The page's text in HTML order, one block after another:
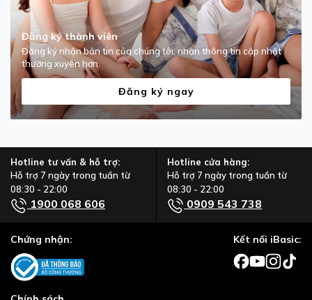
Đăng ký thành viên
Đăng ký nhận bản tin của chúng tôi, nhận thông tin cập nhật
thường xuyên hơn.
Đăng ký ngay
Hotline tư vấn & hỗ trợ:
Hỗ trợ 7 ngày trong tuần từ
08:30 - 22:00
1900 068 606
Hotline cửa hàng:
Hỗ trợ 7 ngày trong tuần từ
08:30 - 22:00
0909 543 738
Chứng nhận: Kết nối iBasic: